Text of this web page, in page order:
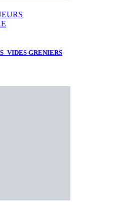
-VIDES GRENIERS